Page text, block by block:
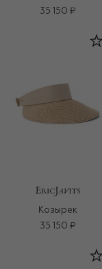
35 150 ₽
Козырек
35 150 ₽